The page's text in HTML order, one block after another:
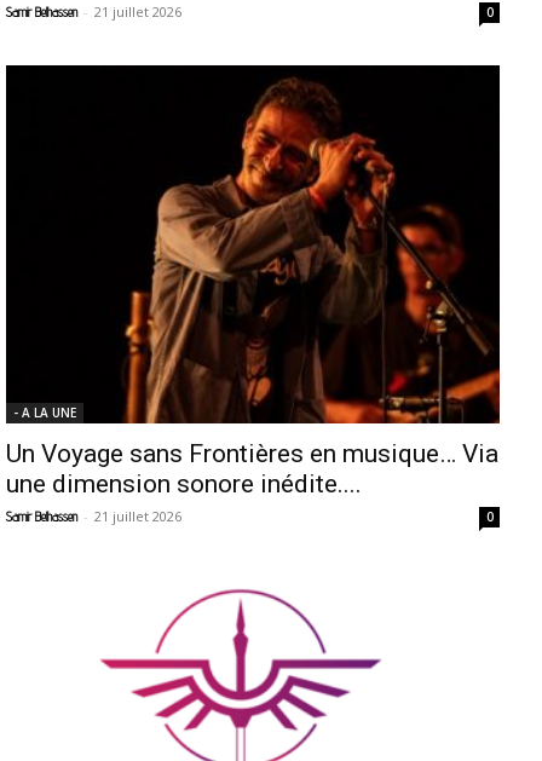
Samir Belhassen - 21 juillet 2026 0
- A LA UNE
Un Voyage sans Frontières en musique… Via
une dimension sonore inédite....
Samir Belhassen - 21 juillet 2026 0